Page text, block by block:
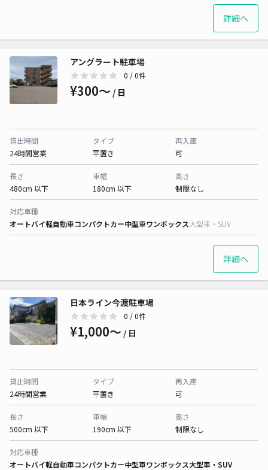
詳細へ
アングラート駐車場
0 / 0件
¥300〜 / 日
貸出時間
24時間営業
タイプ
平置き
再入庫
可
長さ
480cm 以下
車幅
180cm 以下
高さ
制限なし
対応車種
オートバイ軽自動車コンパクトカー中型車ワンボックス大型車・SUV
詳細へ
日本ライン今渡駐車場
0 / 0件
¥1,000〜 / 日
貸出時間
24時間営業
タイプ
平置き
再入庫
可
長さ
500cm 以下
車幅
190cm 以下
高さ
制限なし
対応車種
オートバイ軽自動車コンパクトカー中型車ワンボックス大型車・SUV